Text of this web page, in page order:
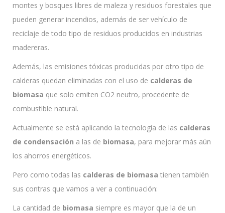
montes y bosques libres de maleza y residuos forestales que
pueden generar incendios, además de ser vehículo de
reciclaje de todo tipo de residuos producidos en industrias
madereras.
Además, las emisiones tóxicas producidas por otro tipo de
calderas quedan eliminadas con el uso de calderas de
biomasa que solo emiten CO2 neutro, procedente de
combustible natural.
Actualmente se está aplicando la tecnología de las calderas
de condensación a las de biomasa, para mejorar más aún
los ahorros energéticos.
Pero como todas las calderas de biomasa tienen también
sus contras que vamos a ver a continuación:
La cantidad de biomasa siempre es mayor que la de un